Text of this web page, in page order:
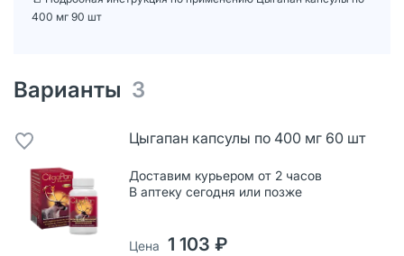
400 мг 90 шт
Варианты 3
Цыгапан капсулы по 400 мг 60 шт
Доставим курьером от 2 часов
В аптеку сегодня или позже
Цена 1 103 ₽